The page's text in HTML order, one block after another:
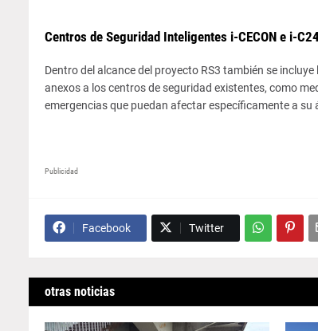
Centros de Seguridad Inteligentes i-CECON e i-
Dentro del alcance del proyecto RS3 también se
anexos a los centros de seguridad existentes, como
emergencias que puedan afectar específicamente a su
Publicidad
Facebook Twitter
otras noticias